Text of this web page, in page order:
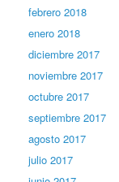
febrero 2018
enero 2018
diciembre 2017
noviembre 2017
octubre 2017
septiembre 2017
agosto 2017
julio 2017